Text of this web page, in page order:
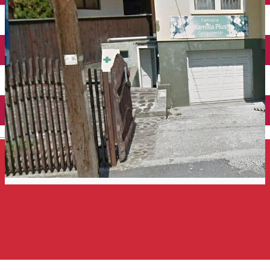
English
Închirieri auto
Închirieri de biciclete